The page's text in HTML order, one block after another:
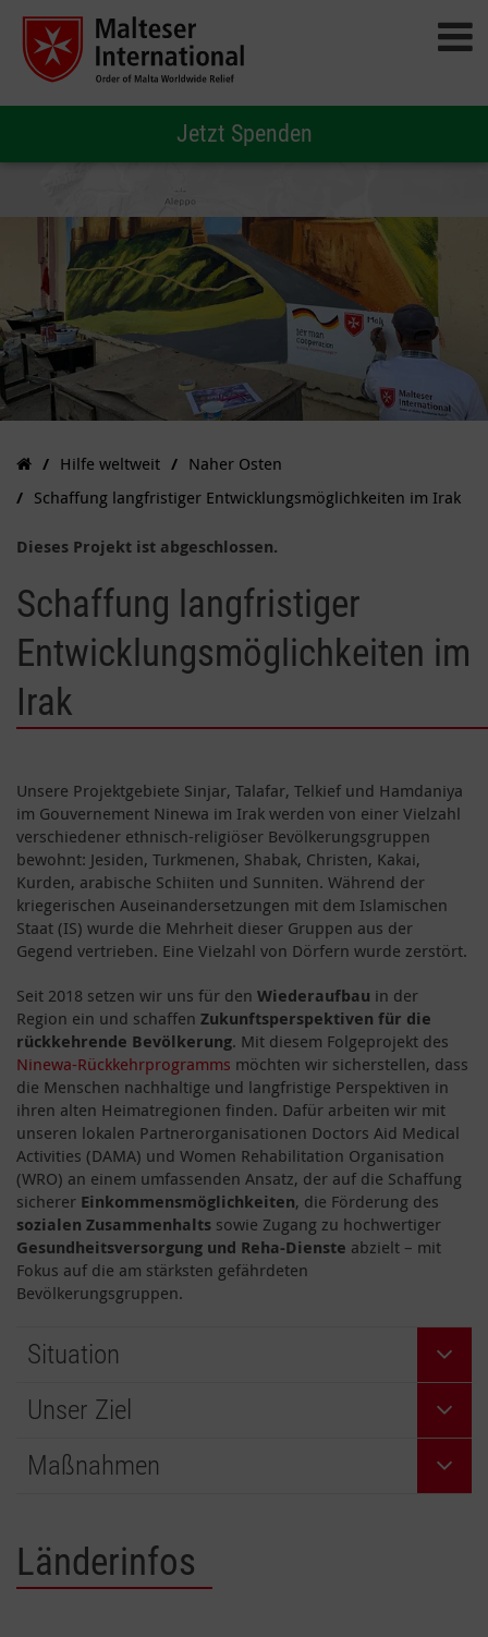
Jetzt Spenden
Hilfe weltweit
Naher Osten
Schaffung langfristiger Entwicklungsmöglichkeiten im Irak
Dieses Projekt ist abgeschlossen.
Schaffung langfristiger
Entwicklungsmöglichkeiten im
Irak
Unsere Projektgebiete Sinjar, Talafar, Telkief und Hamdaniya
im Gouvernement Ninewa im Irak werden von einer Vielzahl
verschiedener ethnisch-religiöser Bevölkerungsgruppen
bewohnt: Jesiden, Turkmenen, Shabak, Christen, Kakai,
Kurden, arabische Schiiten und Sunniten. Während der
kriegerischen Auseinandersetzungen mit dem Islamischen
Staat (IS) wurde die Mehrheit dieser Gruppen aus der
Gegend vertrieben. Eine Vielzahl von Dörfern wurde zerstört.
Seit 2018 setzen wir uns für den Wiederaufbau in der
Region ein und schaffen Zukunftsperspektiven für die
rückkehrende Bevölkerung. Mit diesem Folgeprojekt des
Ninewa-Rückkehrprogramms möchten wir sicherstellen, dass
die Menschen nachhaltige und langfristige Perspektiven in
ihren alten Heimatregionen finden. Dafür arbeiten wir mit
unseren lokalen Partnerorganisationen Doctors Aid Medical
Activities (DAMA) und Women Rehabilitation Organisation
(WRO) an einem umfassenden Ansatz, der auf die Schaffung
sicherer Einkommensmöglichkeiten, die Förderung des
sozialen Zusammenhalts sowie Zugang zu hochwertiger
Gesundheitsversorgung und Reha-Dienste abzielt – mit
Fokus auf die am stärksten gefährdeten
Bevölkerungsgruppen.
Situation
Unser Ziel
Maßnahmen
Länderinfos